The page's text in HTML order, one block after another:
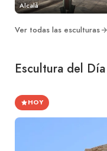
Alcalá
Ver todas las esculturas
Escultura del Día
HOY